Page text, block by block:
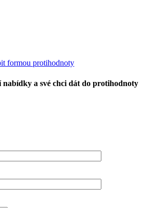
formou protihodnoty
nabídky a své chci dát do protihodnoty